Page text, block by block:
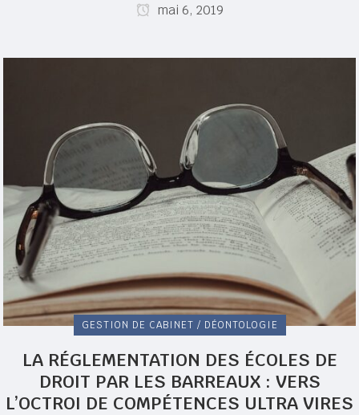
mai 6, 2019
GESTION DE CABINET / DÉONTOLOGIE
LA RÉGLEMENTATION DES ÉCOLES DE
DROIT PAR LES BARREAUX : VERS
L’OCTROI DE COMPÉTENCES ULTRA VIRES